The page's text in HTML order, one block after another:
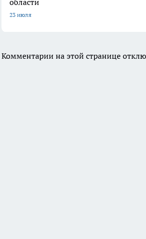
области
23 июля
Комментарии на этой странице